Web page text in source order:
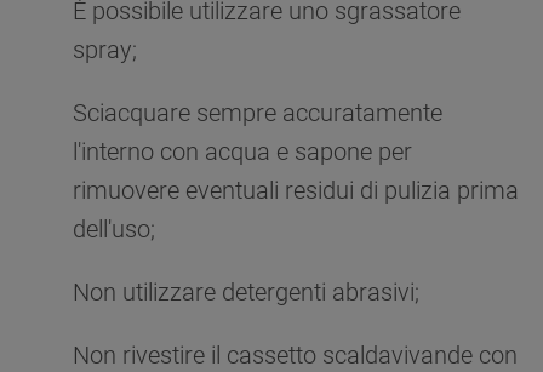
È possibile utilizzare uno sgrassatore
spray;
Sciacquare sempre accuratamente
l'interno con acqua e sapone per
rimuovere eventuali residui di pulizia prima
dell'uso;
Non utilizzare detergenti abrasivi;
Non rivestire il cassetto scaldavivande con